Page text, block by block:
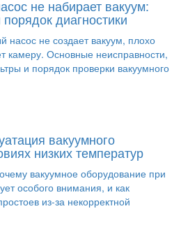
не набирает вакуум:
диагностики
насос не создает вакуум, плохо
камеру. Основные неисправности,
и порядок проверки вакуумного
вакуумного
низких температур
вакуумное оборудование при
особого внимания, и как
из-за некорректной